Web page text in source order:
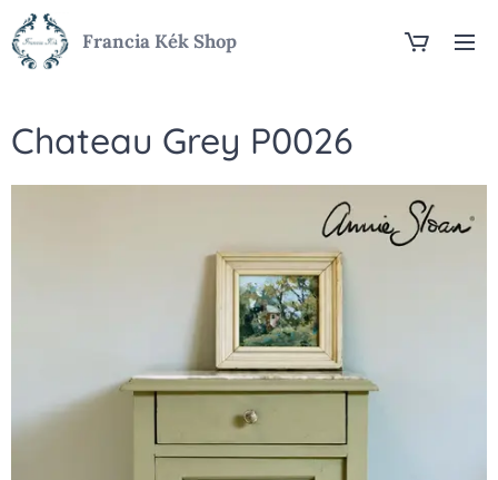
Francia Kék Shop
Chateau Grey P0026